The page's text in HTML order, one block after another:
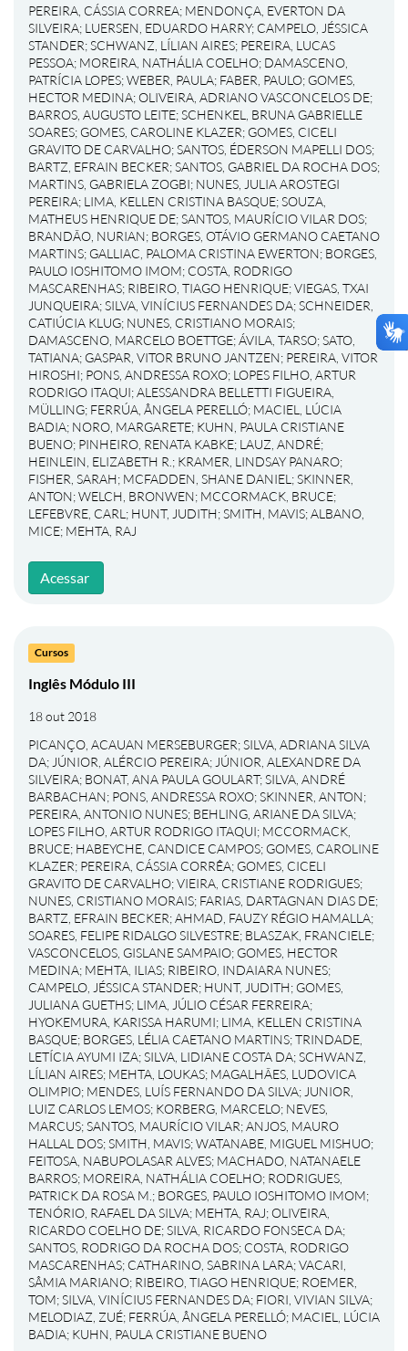
PEREIRA, CÁSSIA CORREA; MENDONÇA, EVERTON DA
SILVEIRA; LUERSEN, EDUARDO HARRY; CAMPELO, JÉSSICA
STANDER;SCHWANZ, LÍLIAN AIRES; PEREIRA, LUCAS
PESSOA; MOREIRA, NATHÁLIA COELHO; DAMASCENO,
PATRÍCIA LOPES;WEBER, PAULA; FABER, PAULO; GOMES,
HECTOR MEDINA;OLIVEIRA, ADRIANO VASCONCELOS DE;
BARROS, AUGUSTO LEITE;SCHENKEL, BRUNA GABRIELLE
SOARES; GOMES, CAROLINE KLAZER; GOMES, CICELI
GRAVITO DE CARVALHO;SANTOS, ÉDERSON MAPELLI DOS;
BARTZ, EFRAIN BECKER;SANTOS, GABRIEL DA ROCHA DOS;
MARTINS, GABRIELA ZOGBI; NUNES, JULIA AROSTEGI
PEREIRA; LIMA, KELLEN CRISTINA BASQUE;SOUZA,
MATHEUS HENRIQUE DE;SANTOS, MAURÍCIO VILAR DOS;
BRANDÃO, NURIAN; BORGES, OTÁVIO GERMANO CAETANO
MARTINS; GALLIAC, PALOMA CRISTINA EWERTON; BORGES,
PAULO IOSHITOMO IMOM; COSTA, RODRIGO
MASCARENHAS; RIBEIRO, TIAGO HENRIQUE;VIEGAS, TXAI
JUNQUEIRA;SILVA, VINÍCIUS FERNANDES DA;SCHNEIDER,
CATIÚCIA KLUG; NUNES, CRISTIANO MORAIS;
DAMASCENO, MARCELO BOETTGE;ÁVILA, TARSO;SATO,
TATIANA; GASPAR, VITOR BRUNO JANTZEN; PEREIRA, VITOR
HIROSHI; PONS, ANDRESSA ROXO; LOPES FILHO, ARTUR
RODRIGO ITAQUI;ALESSANDRA BELLETTI FIGUEIRA,
MÜLLING; FERRÚA, ÂNGELA PERELLÓ; MACIEL, LÚCIA
BADIA; NORO, MARGARETE; KUHN, PAULA CRISTIANE
BUENO; PINHEIRO, RENATA KABKE; LAUZ, ANDRÉ;
HEINLEIN, ELIZABETH R. ; KRAMER, LINDSAY PANARO;
FISHER, SARAH; MCFADDEN, SHANE DANIEL ;SKINNER,
ANTON;WELCH, BRONWEN; MCCORMACK, BRUCE;
LEFEBVRE, CARL ; HUNT, JUDITH;SMITH, MAVIS;ALBANO,
MICE; MEHTA, RAJ
Acessar
Cursos
Inglês Módulo III
18 out 2018
PICANÇO, ACAUAN MERSEBURGER;SILVA, ADRIANA SILVA
DA; JÚNIOR, ALÉRCIO PEREIRA; JÚNIOR, ALEXANDRE DA
SILVEIRA; BONAT, ANA PAULA GOULART;SILVA, ANDRÉ
BARBACHAN; PONS, ANDRESSA ROXO;SKINNER, ANTON;
PEREIRA, ANTONIO NUNES; BEHLING, ARIANE DA SILVA;
LOPES FILHO, ARTUR RODRIGO ITAQUI; MCCORMACK,
BRUCE; HABEYCHE, CANDICE CAMPOS; GOMES, CAROLINE
KLAZER; PEREIRA, CÁSSIA CORRÊA; GOMES, CICELI
GRAVITO DE CARVALHO;VIEIRA, CRISTIANE RODRIGUES;
NUNES, CRISTIANO MORAIS; FARIAS, DARTAGNAN DIAS DE;
BARTZ, EFRAIN BECKER;AHMAD, FAUZY RÉGIO HAMALLA;
SOARES, FELIPE RIDALGO SILVESTRE; BLASZAK, FRANCIELE;
VASCONCELOS, GISLANE SAMPAIO; GOMES, HECTOR
MEDINA; MEHTA, ILIAS; RIBEIRO, INDAIARA NUNES;
CAMPELO, JÉSSICA STANDER; HUNT, JUDITH; GOMES,
JULIANA GUETHS; LIMA, JÚLIO CÉSAR FERREIRA;
HYOKEMURA, KARISSA HARUMI; LIMA, KELLEN CRISTINA
BASQUE; BORGES, LÉLIA CAETANO MARTINS;TRINDADE,
LETÍCIA AYUMI IZA;SILVA, LIDIANE COSTA DA;SCHWANZ,
LÍLIAN AIRES; MEHTA, LOUKAS; MAGALHÃES, LUDOVICA
OLIMPIO; MENDES, LUÍS FERNANDO DA SILVA; JUNIOR,
LUIZ CARLOS LEMOS; KORBERG, MARCELO; NEVES,
MARCUS;SANTOS, MAURÍCIO VILAR;ANJOS, MAURO
HALLAL DOS;SMITH, MAVIS;WATANABE, MIGUEL MISHUO;
FEITOSA, NABUPOLASAR ALVES; MACHADO, NATANAELE
BARROS; MOREIRA, NATHÁLIA COELHO; RODRIGUES,
PATRICK DA ROSA M. ; BORGES, PAULO IOSHITOMO IMOM;
TENÓRIO, RAFAEL DA SILVA; MEHTA, RAJ;OLIVEIRA,
RICARDO COELHO DE;SILVA, RICARDO FONSECA DA;
SANTOS, RODRIGO DA ROCHA DOS; COSTA, RODRIGO
MASCARENHAS; CATHARINO, SABRINA LARA;VACARI,
SÂMIA MARIANO; RIBEIRO, TIAGO HENRIQUE; ROEMER,
TOM;SILVA, VINÍCIUS FERNANDES DA; FIORI, VIVIAN SILVA;
MELODIAZ, ZUÉ; FERRÚA, ÂNGELA PERELLÓ; MACIEL, LÚCIA
BADIA; KUHN, PAULA CRISTIANE BUENO